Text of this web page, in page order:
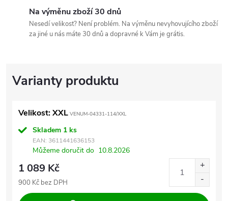
Na výměnu zboží 30 dnů
Nesedí velikost? Není problém. Na výměnu nevyhovujícího zboží
za jiné u nás máte 30 dnů a dopravné k Vám je grátis.
Velikost: XXL VENUM-04331-114/XXL
Skladem 1 ks
EAN: 3611441636153
Můžeme doručit do 10.8.2026
1 089 Kč
900 Kč bez DPH